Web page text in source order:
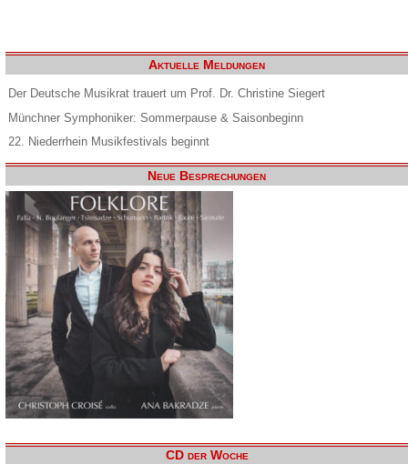
Aktuelle Meldungen
Der Deutsche Musikrat trauert um Prof. Dr. Christine Siegert
Münchner Symphoniker: Sommerpause & Saisonbeginn
22. Niederrhein Musikfestivals beginnt
Neue Besprechungen
CD der Woche